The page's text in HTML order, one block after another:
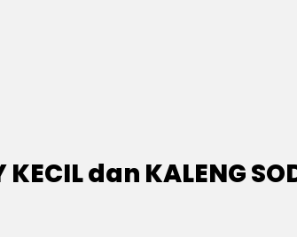
KECIL dan KALENG